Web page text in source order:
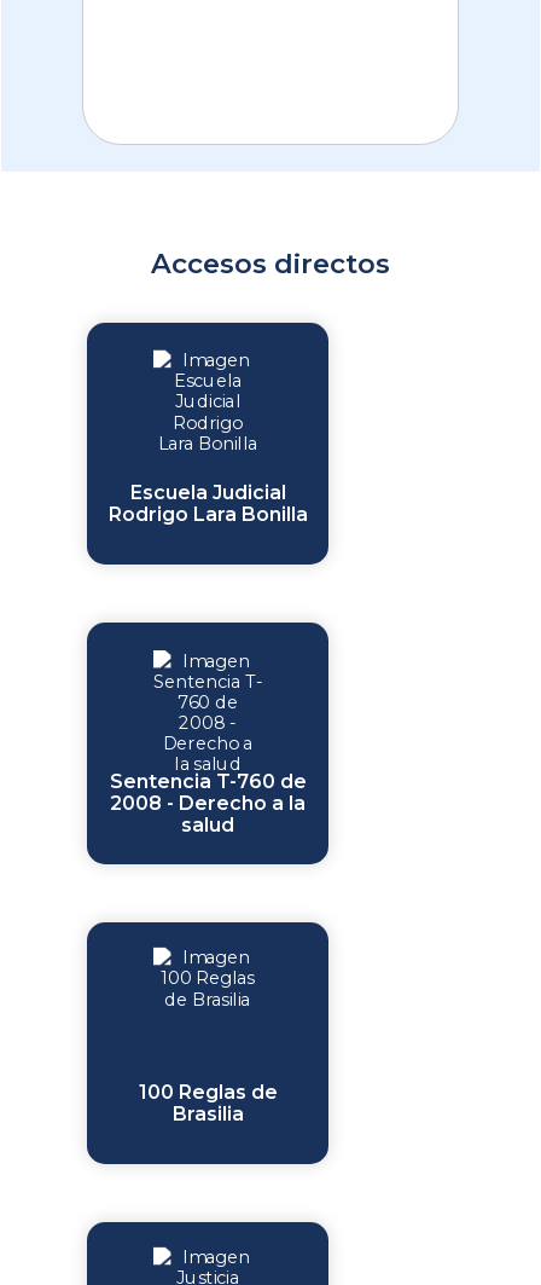
Accesos directos
Escuela Judicial
Rodrigo Lara Bonilla
Sentencia T-760 de
2008 - Derecho a la
salud
100 Reglas de
Brasilia